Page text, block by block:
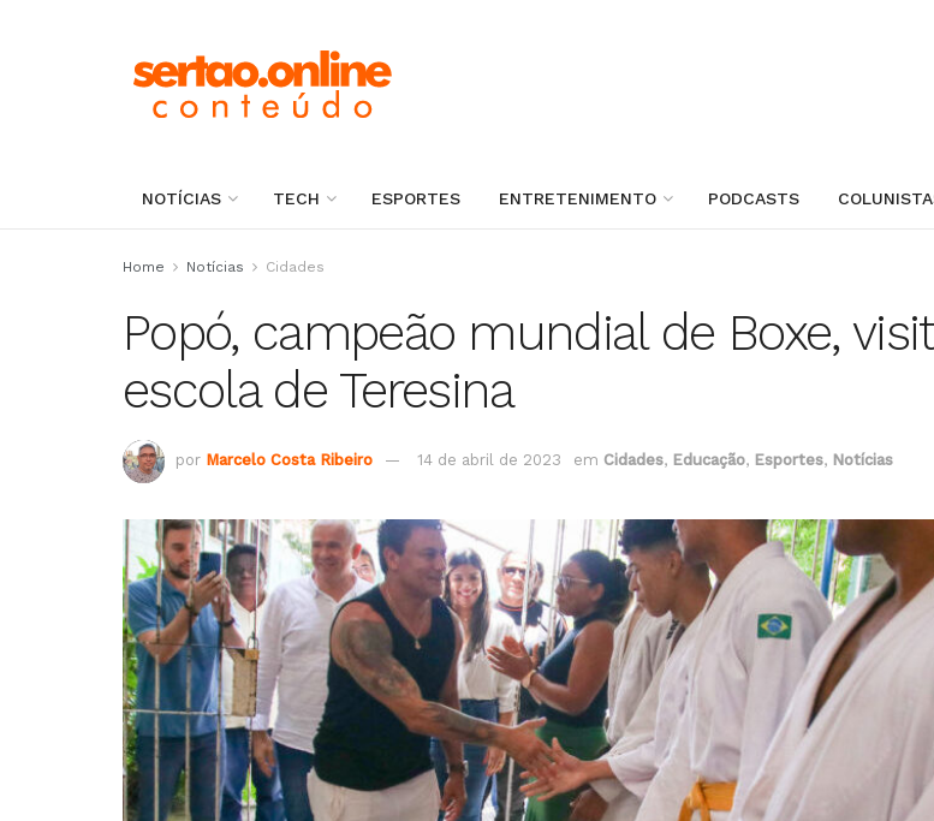
NOTÍCIAS TECH ESPORTES ENTRETENIMENTO PODCASTS
Home Notícias Cidades
Popó, campeão mundial de Boxe,
escola de Teresina
por Marcelo Costa Ribeiro 14 de abril de 2023 em Cidades, Educação, Esportes, Notícias